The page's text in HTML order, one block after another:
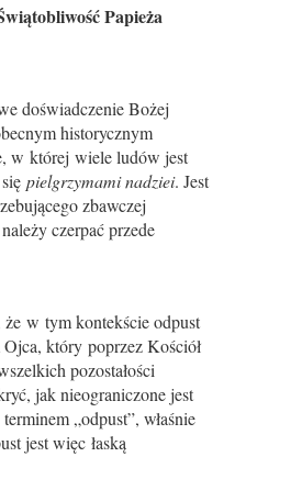
Papieża
doświadczenie Bożej
historycznym
w której wiele ludów jest
pielgrzymami nadziei. Jest
zbawczej
czerpać przede
że w tym kontekście odpust
który poprzez Kościół
pozostałości
jak nieograniczone jest
„odpust”, właśnie
jest więc łaską